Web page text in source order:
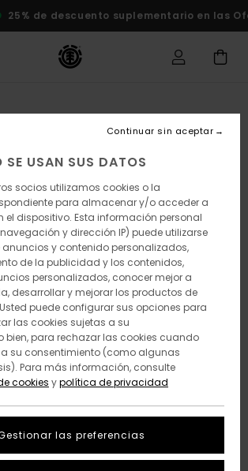
de descuento suplementario en las
USAN SUS DATOS
socios utilizamos cookies o la
para almacenar y/o acceder a
el dispositivo. Esta información personal
y dirección IP) puede utilizarse
anuncios y contenido personalizados,
de la publicidad y los contenidos,
personalizados, conocer mejor a
desarrollar y mejorar los productos de
puede configurar sus opciones para
las cookies sujetas a su
bien, para rechazar las cookies cuando
su consentimiento (como algunas
Para más información, consulte
cookies ypolítica de privacidad
las preferencias
Continuar sin aceptar